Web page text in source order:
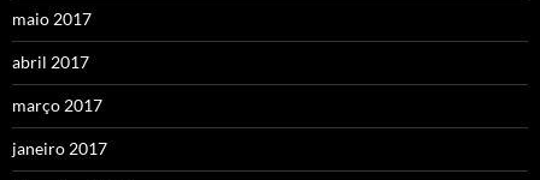
maio 2017
abril 2017
março 2017
janeiro 2017